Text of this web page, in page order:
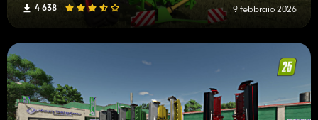
4 638 9 febbraio 2026